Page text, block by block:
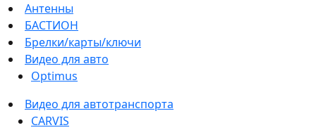
Антенны
БАСТИОН
Брелки/карты/ключи
Видео для авто
Optimus
Видео для автотранспорта
CARVIS